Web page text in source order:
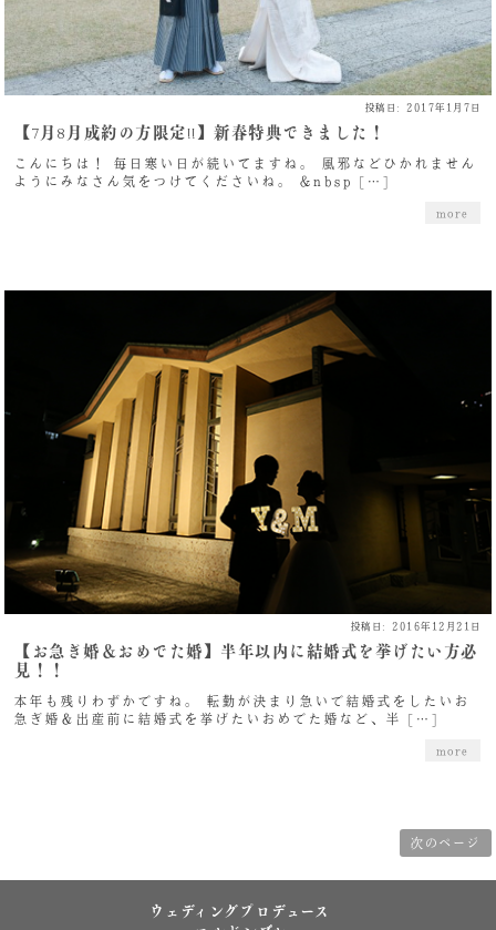
投稿日: 2017年1月7日
【7月8月成約の方限定!!】新春特典できました！
こんにちは！ 毎日寒い日が続いてますね。 風邪などひかれません
ようにみなさん気をつけてくださいね。 &nbsp […]
more
投稿日: 2016年12月21日
【お急ぎ婚＆おめでた婚】半年以内に結婚式を挙げたい方必
見！！
本年も残りわずかですね。 転勤が決まり急いで結婚式をしたいお
急ぎ婚＆出産前に結婚式を挙げたいおめでた婚など、半 […]
more
次のページ
ウェディングプロデュース